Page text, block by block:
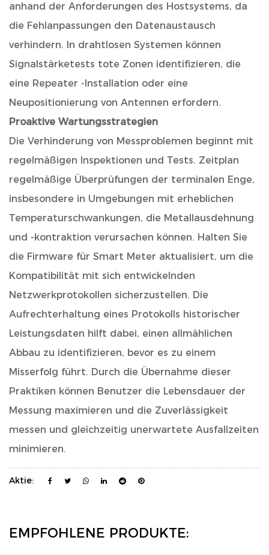
anhand der Anforderungen des Hostsystems, da
die Fehlanpassungen den Datenaustausch
verhindern. In drahtlosen Systemen können
Signalstärketests tote Zonen identifizieren, die
eine Repeater -Installation oder eine
Neupositionierung von Antennen erfordern.
Proaktive Wartungsstrategien
Die Verhinderung von Messproblemen beginnt mit
regelmäßigen Inspektionen und Tests. Zeitplan
regelmäßige Überprüfungen der terminalen Enge,
insbesondere in Umgebungen mit erheblichen
Temperaturschwankungen, die Metallausdehnung
und -kontraktion verursachen können. Halten Sie
die Firmware für Smart Meter aktualisiert, um die
Kompatibilität mit sich entwickelnden
Netzwerkprotokollen sicherzustellen. Die
Aufrechterhaltung eines Protokolls historischer
Leistungsdaten hilft dabei, einen allmählichen
Abbau zu identifizieren, bevor es zu einem
Misserfolg führt. Durch die Übernahme dieser
Praktiken können Benutzer die Lebensdauer der
Messung maximieren und die Zuverlässigkeit
messen und gleichzeitig unerwartete Ausfallzeiten
minimieren.
Aktie:
EMPFOHLENE PRODUKTE: